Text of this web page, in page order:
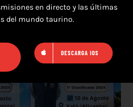
7 Y 8 DE AGOSTO 2026
en directo y las últimas
del mundo taurino.
DESCARGA IOS